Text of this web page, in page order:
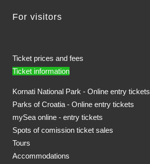
For visitors
Ticket prices and fees
Ticket information
Kornati National Park - Online entry tickets
Parks of Croatia - Online entry tickets
mySea online - entry tickets
Spots of comission ticket sales
Tours
Accommodations